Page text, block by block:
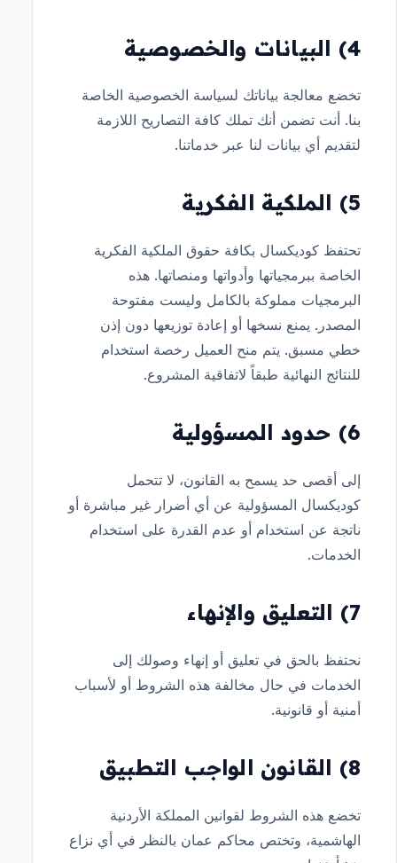
4) البيانات والخصوصية
تخضع معالجة بياناتك لسياسة الخصوصية الخاصة
بنا. أنت تضمن أنك تملك كافة التصاريح اللازمة
لتقديم أي بيانات لنا عبر خدماتنا.
5) الملكية الفكرية
تحتفظ كوديكسال بكافة حقوق الملكية الفكرية
الخاصة ببرمجياتها وأدواتها ومنصاتها. هذه
البرمجيات مملوكة بالكامل وليست مفتوحة
المصدر. يمنع نسخها أو إعادة توزيعها دون إذن
خطي مسبق. يتم منح العميل رخصة استخدام
للنتائج النهائية طبقاً لاتفاقية المشروع.
6) حدود المسؤولية
إلى أقصى حد يسمح به القانون، لا تتحمل
كوديكسال المسؤولية عن أي أضرار غير مباشرة أو
ناتجة عن استخدام أو عدم القدرة على استخدام
الخدمات.
7) التعليق والإنهاء
نحتفظ بالحق في تعليق أو إنهاء وصولك إلى
الخدمات في حال مخالفة هذه الشروط أو لأسباب
أمنية أو قانونية.
8) القانون الواجب التطبيق
تخضع هذه الشروط لقوانين المملكة الأردنية
الهاشمية، وتختص محاكم عمان بالنظر في أي نزاع